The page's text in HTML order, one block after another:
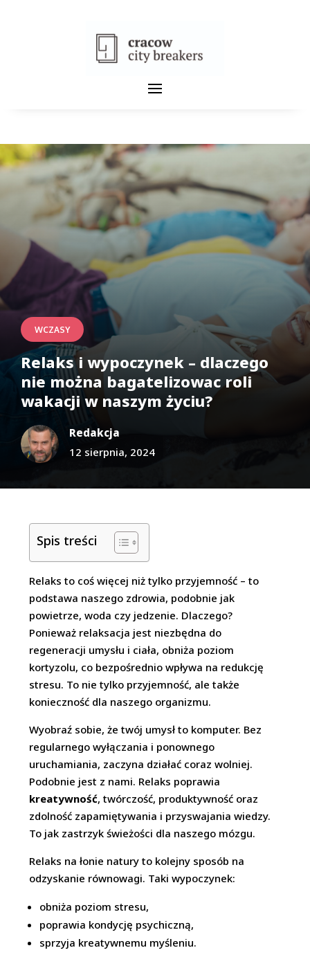
WCZASY
Relaks i wypoczynek – dlaczego
nie można bagatelizowac roli
wakacji w naszym życiu?
Redakcja
12 sierpnia, 2024
Spis treści
Relaks to coś więcej niż tylko przyjemność – to
podstawa naszego zdrowia, podobnie jak
powietrze, woda czy jedzenie. Dlaczego?
Ponieważ relaksacja jest niezbędna do
regeneracji umysłu i ciała, obniża poziom
kortyzolu, co bezpośrednio wpływa na redukcję
stresu. To nie tylko przyjemność, ale także
konieczność dla naszego organizmu.
Wyobraź sobie, że twój umysł to komputer. Bez
regularnego wyłączania i ponownego
uruchamiania, zaczyna działać coraz wolniej.
Podobnie jest z nami. Relaks poprawia
kreatywność, twórczość, produktywność oraz
zdolność zapamiętywania i przyswajania wiedzy.
To jak zastrzyk świeżości dla naszego mózgu.
Relaks na łonie natury to kolejny sposób na
odzyskanie równowagi. Taki wypoczynek:
obniża poziom stresu,
poprawia kondycję psychiczną,
sprzyja kreatywnemu myśleniu.